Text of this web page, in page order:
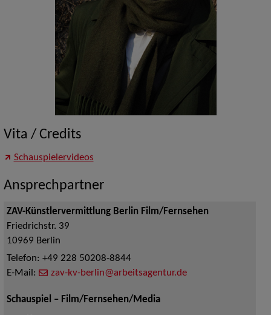
Vita / Credits
Schauspielervideos
Ansprechpartner
ZAV-Künstlervermittlung Berlin Film/Fernsehen
Friedrichstr. 39
10969 Berlin
Telefon: +49 228 50208-8844
E-Mail:
zav-kv-berlin@arbeitsagentur.de
Schauspiel – Film/Fernsehen/Media